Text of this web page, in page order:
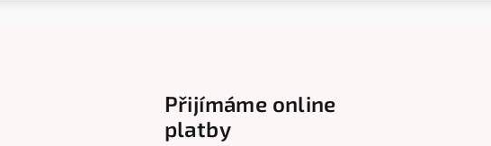
Přijímáme online
platby